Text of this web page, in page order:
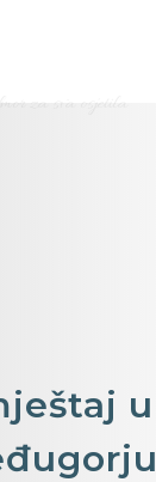
za sva osjetila
u